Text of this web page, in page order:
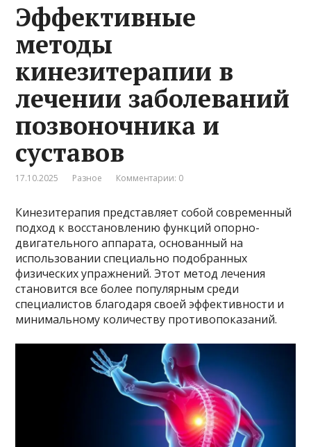
Эффективные
методы
кинезитерапии в
лечении заболеваний
позвоночника и
суставов
17.10.2025 Разное Комментарии: 0
Кинезитерапия представляет собой современный
подход к восстановлению функций опорно-
двигательного аппарата, основанный на
использовании специально подобранных
физических упражнений. Этот метод лечения
становится все более популярным среди
специалистов благодаря своей эффективности и
минимальному количеству противопоказаний.